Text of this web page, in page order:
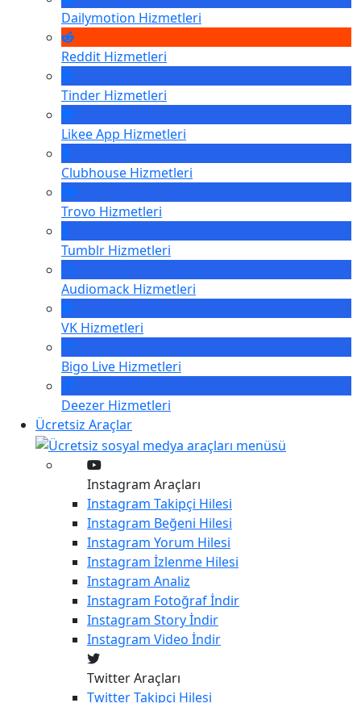
Dailymotion Hizmetleri
Reddit Hizmetleri
Tinder Hizmetleri
Likee App Hizmetleri
Clubhouse Hizmetleri
Trovo Hizmetleri
Tumblr Hizmetleri
Audiomack Hizmetleri
VK Hizmetleri
Bigo Live Hizmetleri
Deezer Hizmetleri
Ücretsiz Araçlar
Instagram Araçları
Instagram Takipçi Hilesi
Instagram Beğeni Hilesi
Instagram Yorum Hilesi
Instagram İzlenme Hilesi
Instagram Analiz
Instagram Fotoğraf İndir
Instagram Story İndir
Instagram Video İndir
Twitter Araçları
TwitterTakipçi Hilesi